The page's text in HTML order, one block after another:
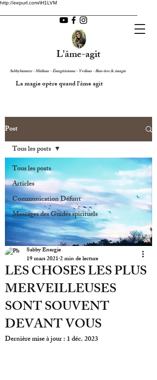
http://eepurl.com/iH1LVM
L'âme-agit
Sabbybienetre - Médium - Énergéticienne - Yvelines - Bien-être & énergie
La magie opère quand l'âme agit
Post
Tous les posts
Articles
Communication Défunt
Messages des Guides spirituels
Tous les posts
LES CHOSES LES PLUS
MERVEILLEUSES
SONT SOUVENT
DEVANT VOUS
Sabby Energie
19 mars 20212 min de lecture
Dernière mise à jour : 1 déc. 2023